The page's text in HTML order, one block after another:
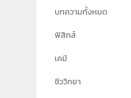
บทความทั้งหมด
ฟิสิกส์
เคมี
ชีววิทยา